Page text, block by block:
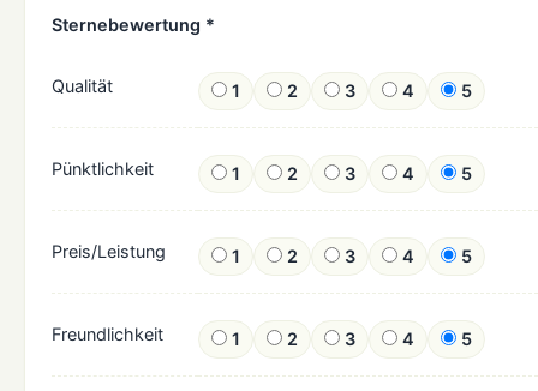
Sternebewertung *
Qualität 1 2 3 4 5
Pünktlichkeit 1 2 3 4 5
Preis/Leistung 1 2 3 4 5
Freundlichkeit 1 2 3 4 5